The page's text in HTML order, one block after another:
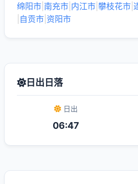
绵阳市 南充市 内江市 攀枝花市
自贡市 资阳市
日出日落
日出
06:47